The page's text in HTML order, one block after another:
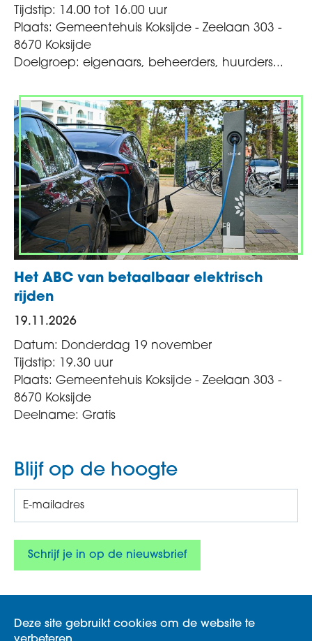
Tijdstip: 1 4.00 tot 16.00 uur
Plaats: Gemeentehuis Koksijde - Zeelaan 303 -
8670 Koksijde
Doelgroep: eigenaars, beheerders, huurders...
Het ABC van betaalbaar elektrisch
rijden
19.11.2026
Datum: Donderdag 19 november
Tijdstip: 19.30 uur
Plaats: Gemeentehuis Koksijde - Zeelaan 303 -
8670 Koksijde
Deelname: Gratis
Blijf op de hoogte
Deze site gebruikt cookies om de website te